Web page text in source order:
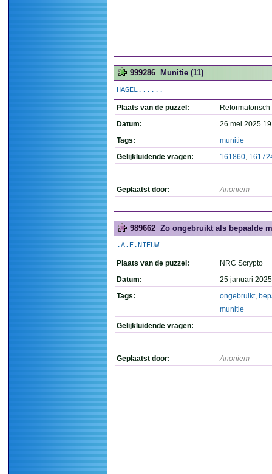
999286 Munitie (11)
HAGEL......
Plaats van de puzzel:
Datum:
26 mei 2025
Tags:
munitie
Gelijkluidende vragen:
161860,
Geplaatst door: Anoniem
989662 Zo ongebruikt als bepaalde
.A.E.NIEUW
Plaats van de puzzel:
NRC Scrypto
Datum:
25 januari
Tags:
ongebruikt,
munitie
Gelijkluidende vragen:
Geplaatst door: Anoniem